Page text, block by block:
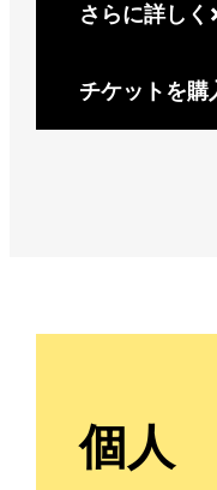
さらに詳しく
チケットを購
個人